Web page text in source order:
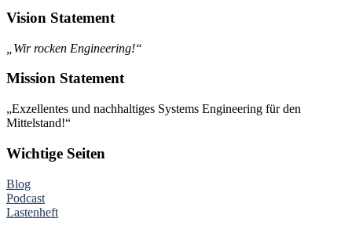
Vision Statement
„Wir rocken Engineering!“
Mission Statement
„Exzellentes und nachhaltiges Systems Engineering für den
Mittelstand!“
Wichtige Seiten
Blog
Podcast
Lastenheft